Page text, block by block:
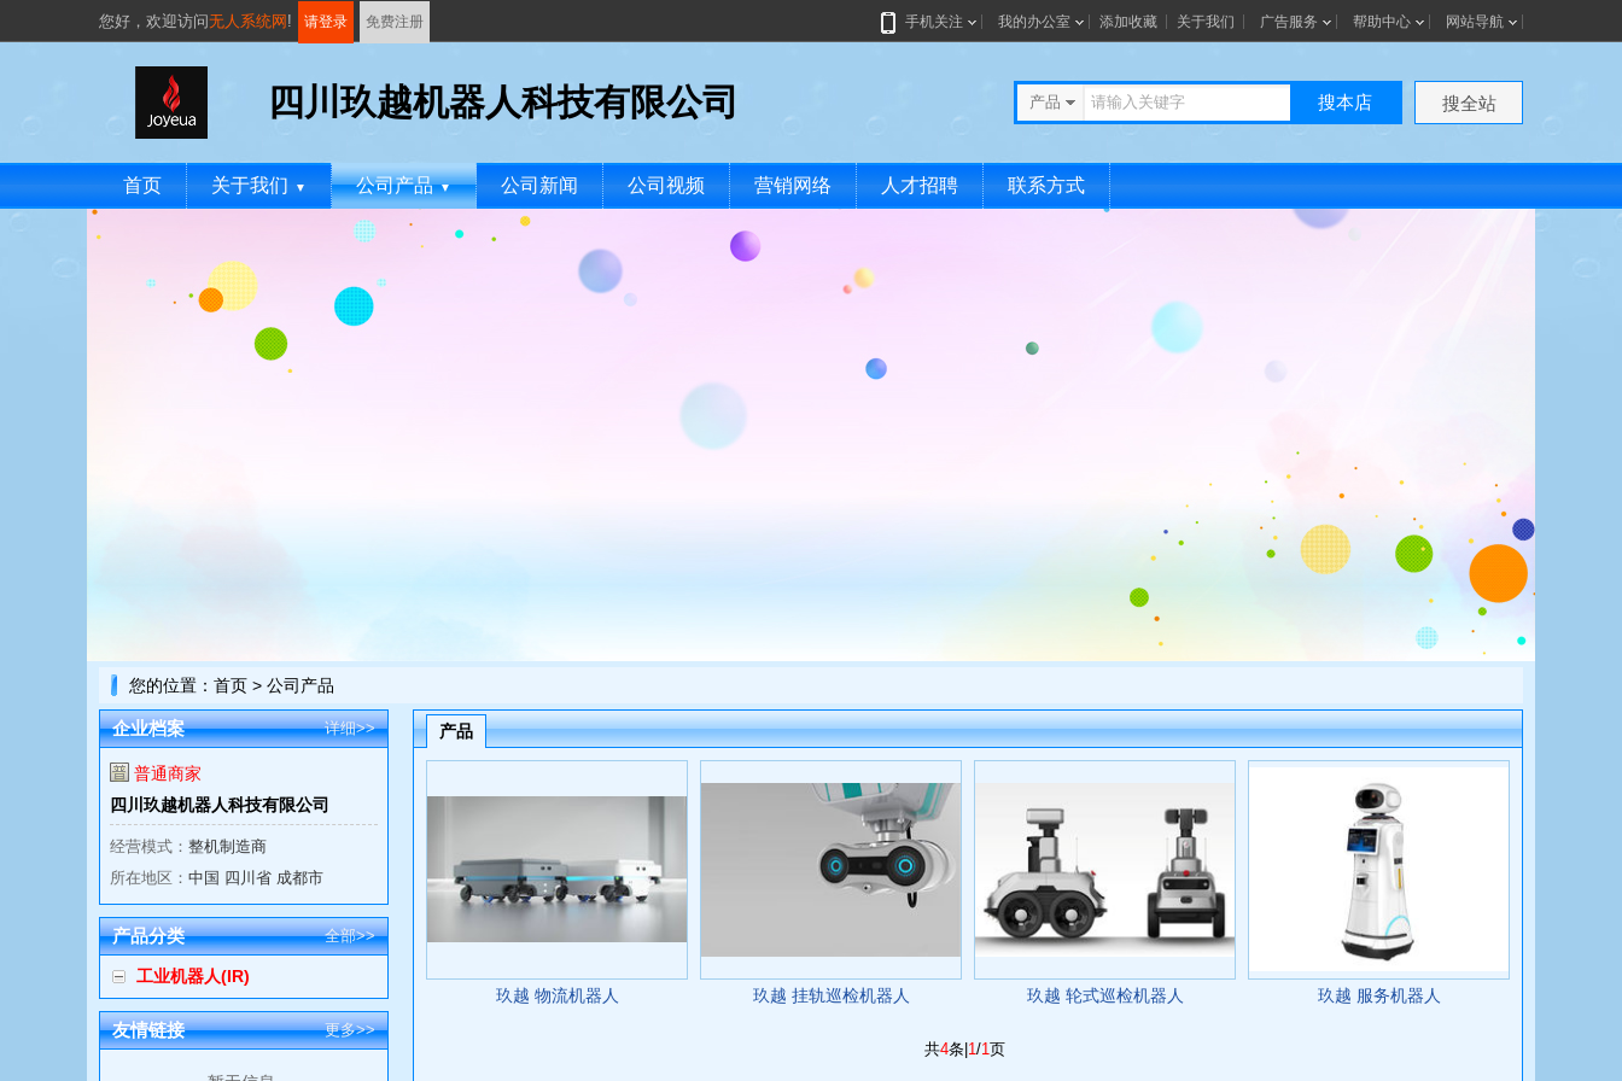
您好， 欢迎访问无人系统网 ! 请登录 免费注册 手机关注 我的办公室 添加收藏 关于我们 广告服务 帮助中心 网站导航
四川玖越机器人科技有限公司 产品 搜本店 搜全站
首页 关于我们 ▼ 公司产品 ▼ 公司新闻 公司视频 营销网络 人才招聘 联系方式
您的位置： 首页 > 公司产品
企业档案 详细>>
普通商家
四川玖越机器人科技有限公司
经营模式： 整机制造商
所在地区： 中国 四川省 成都市
产品分类 全部>>
工业机器人(IR)
友情链接 更多>>
产品
玖越 物流机器人 玖越 挂轨巡检机器人 玖越 轮式巡检机器人 玖越 服务机器人
共4条| 1/1页